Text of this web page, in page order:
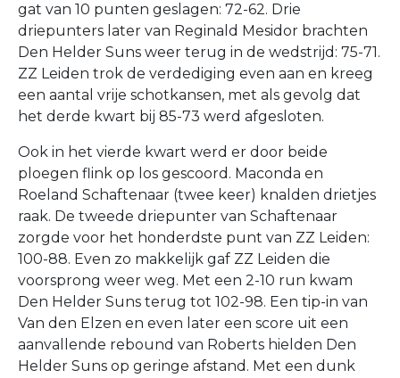
gat van 10 punten geslagen: 72-62. Drie
driepunters later van Reginald Mesidor brachten
Den Helder Suns weer terug in de wedstrijd: 75-71.
ZZ Leiden trok de verdediging even aan en kreeg
een aantal vrije schotkansen, met als gevolg dat
het derde kwart bij 85-73 werd afgesloten.
Ook in het vierde kwart werd er door beide
ploegen flink op los gescoord. Maconda en
Roeland Schaftenaar (twee keer) knalden drietjes
raak. De tweede driepunter van Schaftenaar
zorgde voor het honderdste punt van ZZ Leiden:
100-88. Even zo makkelijk gaf ZZ Leiden die
voorsprong weer weg. Met een 2-10 run kwam
Den Helder Suns terug tot 102-98. Een tip-in van
Van den Elzen en even later een score uit een
aanvallende rebound van Roberts hielden Den
Helder Suns op geringe afstand. Met een dunk